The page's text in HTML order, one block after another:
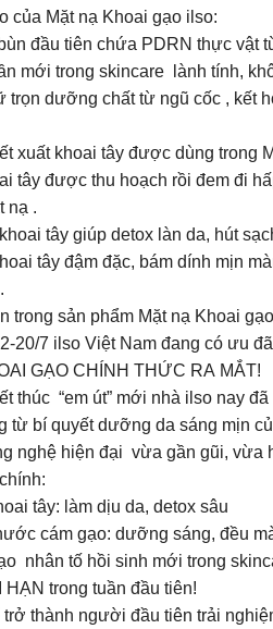
của Mặt nạ Khoai gạo ilso:
đầu tiên chứa PDRN thực vật
mới trong skincare lành tính,
trọn dưỡng chất từ ngũ cốc , kết
xuất khoai tây được dùng trong
tây được thu hoạch rồi đem đi
nạ .
tây giúp detox làn da, hút
tây đậm đặc, bám dính mịn
trong sản phẩm Mặt nạ Khoai
20/7 ilso Việt Nam đang có ưu
GẠO CHÍNH THỨC RA MẮT!
thúc “em út” mới nhà ilso nay
từ bí quyết dưỡng da sáng mịn
nghệ hiện đại vừa gần gũi, vừa
tây: làm dịu da, detox sâu
cám gạo: dưỡng sáng, đều
nhân tố hồi sinh mới trong
HẠN trong tuần đầu tiên!
trở thành người đầu tiên trải